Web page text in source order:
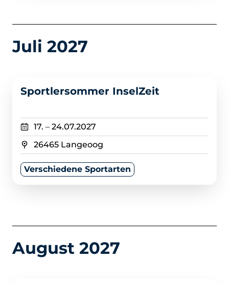
Juli 2027
Sportlersommer InselZeit
17. – 24.07.2027
26465 Langeoog
Verschiedene Sportarten
August 2027